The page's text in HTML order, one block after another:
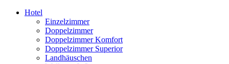
Hotel
Einzelzimmer
Doppelzimmer
Doppelzimmer Komfort
Doppelzimmer Superior
Landhäuschen